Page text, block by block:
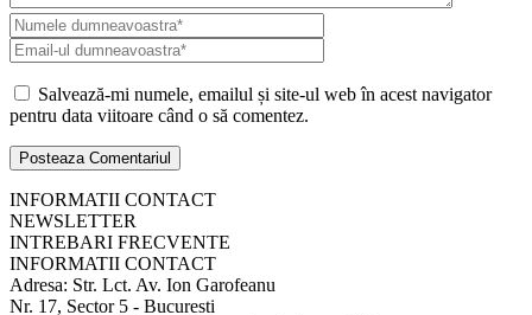
Salvează-mi numele, emailul și site-ul web în acest navigator
pentru data viitoare când o să comentez.
INFORMATII CONTACT
NEWSLETTER
INTREBARI FRECVENTE
INFORMATII CONTACT
Adresa: Str. Lct. Av. Ion Garofeanu
Nr. 17, Sector 5 - Bucuresti